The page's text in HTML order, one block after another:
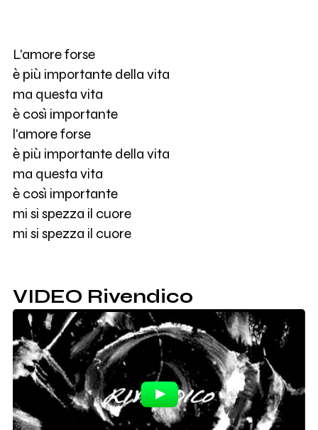
L'amore forse
è più importante della vita
ma questa vita
è così importante
l'amore forse
è più importante della vita
ma questa vita
è così importante
mi si spezza il cuore
mi si spezza il cuore
VIDEO Rivendico